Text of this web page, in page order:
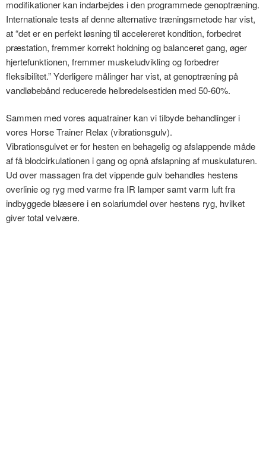
modifikationer kan indarbejdes i den programmede genoptræning.
Internationale tests af denne alternative træningsmetode har vist,
at “det er en perfekt løsning til accelereret kondition, forbedret
præstation, fremmer korrekt holdning og balanceret gang, øger
hjertefunktionen, fremmer muskeludvikling og forbedrer
fleksibilitet.” Yderligere målinger har vist, at genoptræning på
vandløbebånd reducerede helbredelsestiden med 50-60%.
Sammen med vores aquatrainer kan vi tilbyde behandlinger i
vores Horse Trainer Relax (vibrationsgulv).
Vibrationsgulvet er for hesten en behagelig og afslappende måde
af få blodcirkulationen i gang og opnå afslapning af muskulaturen.
Ud over massagen fra det vippende gulv behandles hestens
overlinie og ryg med varme fra IR lamper samt varm luft fra
indbyggede blæsere i en solariumdel over hestens ryg, hvilket
giver total velvære.